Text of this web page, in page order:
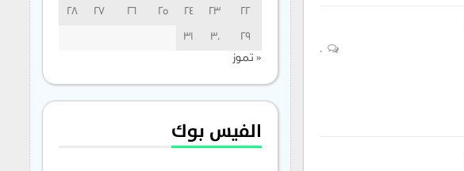
22
23
24
25
26
27
28
29
30
31
« تموز
الفيس بوك